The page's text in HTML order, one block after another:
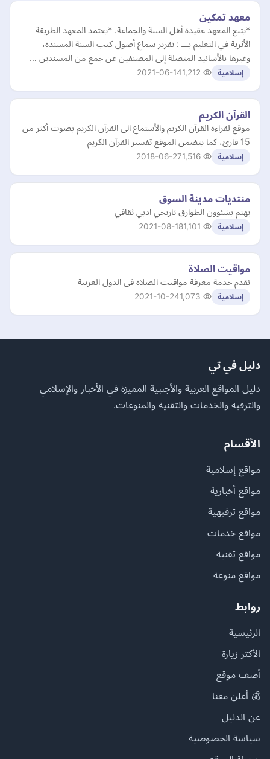
معهد تمكين
*يتبع المعهد عقيدة أهل السنة والجماعة. *يعتمد المعهد الطريقة
الأثرية في التعليم بـــ : تقرير سماع أصول كتب السنة المسندة،
وغيرها بالأسانيد المتصلة إلى المصنفين عن جمع من المسندين …
إسلامية 2021-06-14
القرآن الكريم
موقع لقراءة القرآن الكريم والأستماع الى القرآن الكريم بصوت أكثر من
15 قارئ، كما يتضمن الموقع تفسير القرآن الكريم
إسلامية 2018-06-27
منتديات مدينة السوق
يهتم بشئوون الطوارق تاريخي ادبي ثقافي
إسلامية 2021-08-18
مواقيت الصلاة
نقدم خدمة معرفة مواقيت الصلاة فى الدول العربية
إسلامية 2021-10-24
دليل في تي
دليل المواقع العربية والأجنبية المميزة في الأخبار والإسلامي
والترفيه والخدمات والتقنية والمنوعات.
الأقسام
مواقع إسلامية
مواقع أخبارية
مواقع ترفيهية
مواقع خدمات
مواقع تقنية
مواقع منوعة
روابط
الرئيسية
الأكثر زيارة
أضف موقع
💰 أعلن معنا
عن الدليل
سياسة الخصوصية